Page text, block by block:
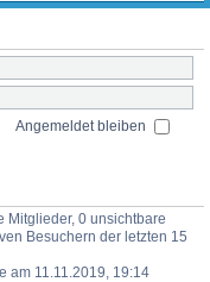
Angemeldet bleiben
Mitglieder, 0 unsichtbare
Besuchern der letzten 15
am 11.11.2019, 19:14